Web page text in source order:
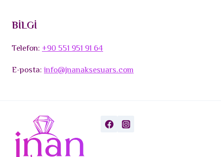
BİLGİ
Telefon:+90 551 951 91 64
E-posta:info@jnanaksesuars.com